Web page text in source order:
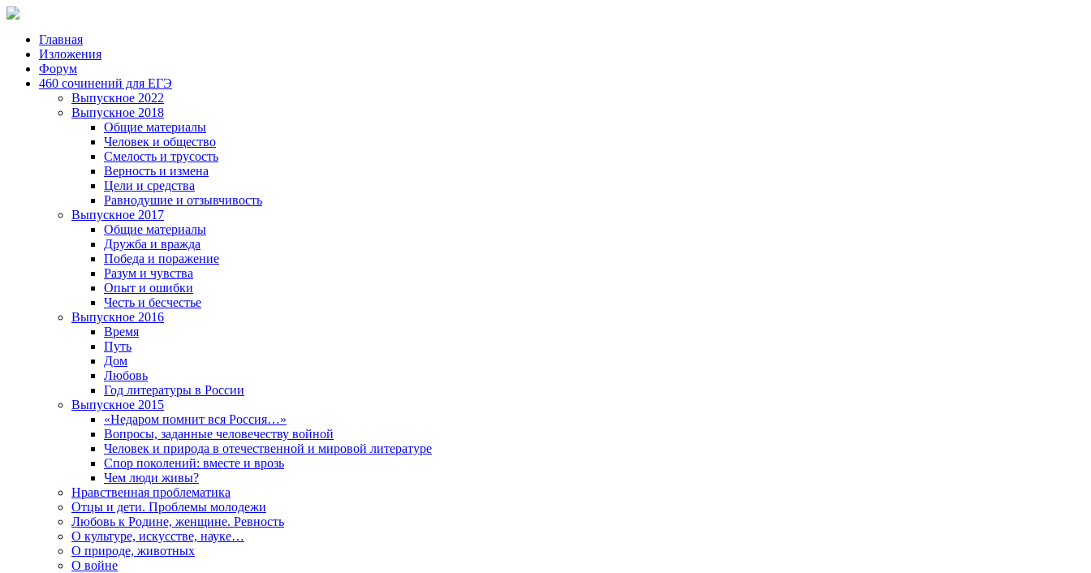
Главная
Изложения
Форум
460 сочинений для ЕГЭ
Выпускное 2022
Выпускное 2018
Общие материалы
Человек и общество
Смелость и трусость
Верность и измена
Цели и средства
Равнодушие и отзывчивость
Выпускное 2017
Общие материалы
Дружба и вражда
Победа и поражение
Разум и чувства
Опыт и ошибки
Честь и бесчестье
Выпускное 2016
Время
Путь
Дом
Любовь
Год литературы в России
Выпускное 2015
«Недаром помнит вся Россия…»
Вопросы, заданные человечеству войной
Человек и природа в отечественной и мировой литературе
Спор поколений: вместе и врозь
Чем люди живы?
Нравственная проблематика
Отцы и дети. Проблемы молодежи
Любовь к Родине, женщине. Ревность
О культуре, искусстве, науке…
О природе, животных
О войне